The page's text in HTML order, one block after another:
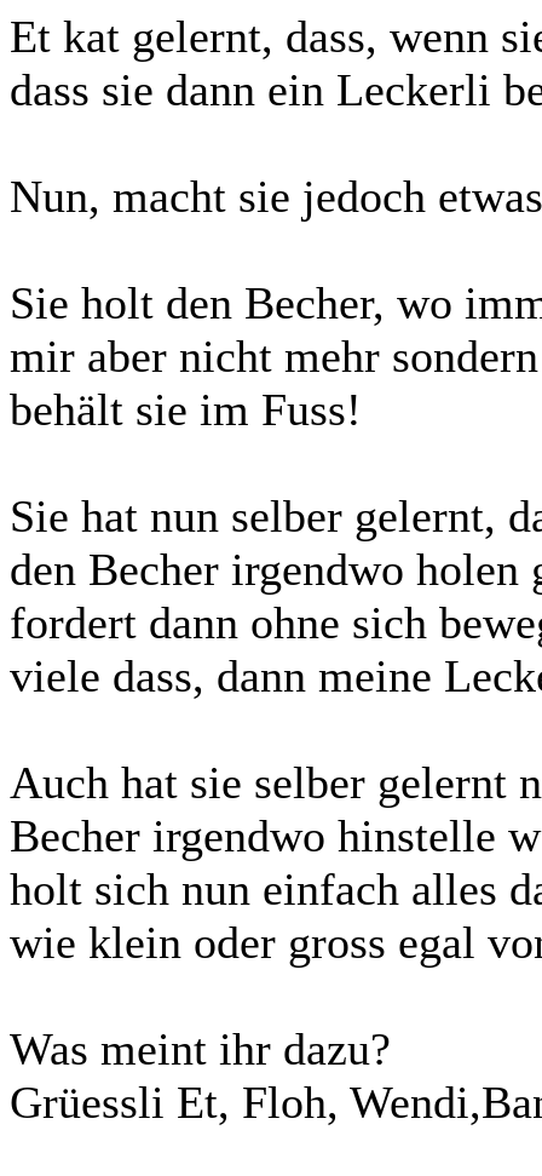
Et kat gelernt, dass, wenn
dass sie dann ein Leckerli
Nun, macht sie jedoch
Sie holt den Becher, wo
mir aber nicht mehr
behält sie im Fuss!
Sie hat nun selber gelernt,
den Becher irgendwo holen
fordert dann ohne sich
viele dass, dann meine
Auch hat sie selber gelernt
Becher irgendwo hinstelle
holt sich nun einfach alles
wie klein oder gross egal
Was meint ihr dazu?
Grüessli Et, Floh,